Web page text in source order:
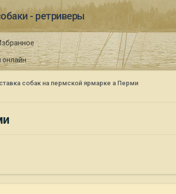
- ретриверы
онлайн
собак на пермской ярмарке а Перми